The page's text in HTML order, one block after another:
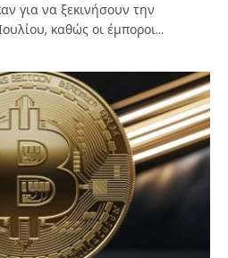
για να ξεκινήσουν την
καθώς οι έμποροι…